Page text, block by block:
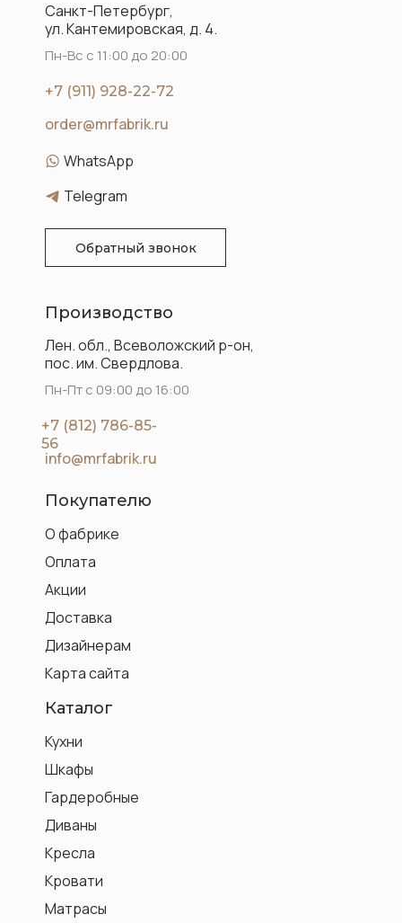
order@mrfabrik.ru
Санкт-Петербург,
ул. Кантемировская, д. 4.
Акции
Оплата
Доставка
О фабрике
Производство
Покупателю
Каталог
+7 (812) 786-85-
56
+7 (911) 928-22-72
Пн-Вс с 11:00 до 20:00
Пн-Пт с 09:00 до 16:00
Карта сайта
Дизайнерам
Кресла
Кровати
Диваны
Шкафы
Гардеробные
Кухни
WhatsApp
Telegram
Лен. обл., Всеволожский р-он,
пос. им. Свердлова.
info@mrfabrik.ru
Матрасы
Обратный звонок